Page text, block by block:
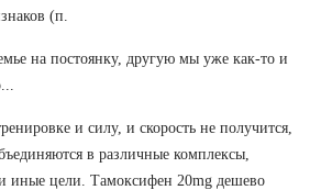
(п.
на постоянку, другую мы уже как-то и
и силу, и скорость не получится,
в различные комплексы,
иные цели. Тамоксифен 20mg дешево